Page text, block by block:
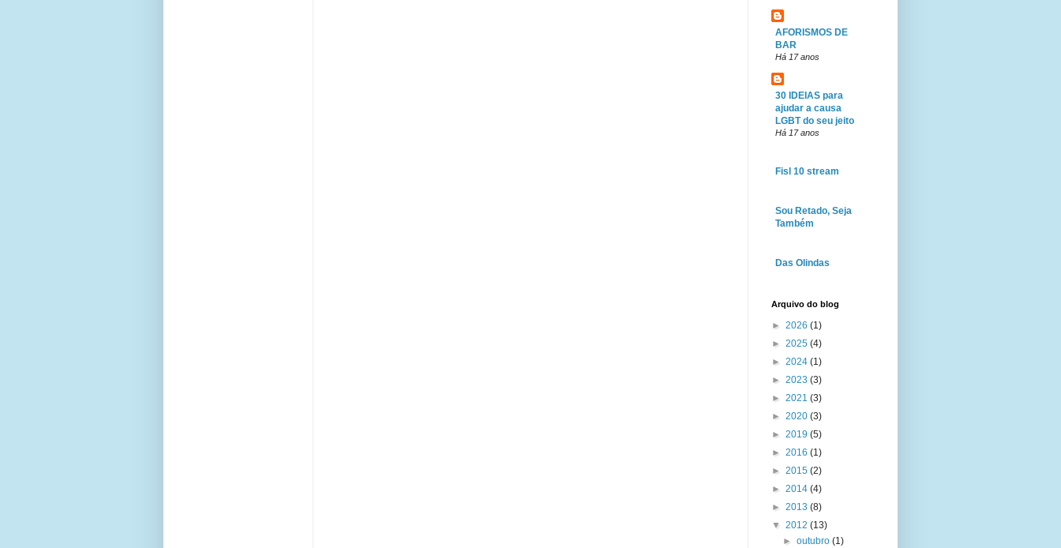
AFORISMOS DE
BAR
Há 17 anos
30 IDEIAS para
ajudar a causa
LGBT do seu jeito
Há 17 anos
Fisl 10 stream
Sou Retado, Seja
Também
Das Olindas
Arquivo do blog
► 2026 (1)
► 2025 (4)
► 2024 (1)
► 2023 (3)
► 2021 (3)
► 2020 (3)
► 2019 (5)
► 2016 (1)
► 2015 (2)
► 2014 (4)
► 2013 (8)
▼ 2012 (13)
►outubro(1)